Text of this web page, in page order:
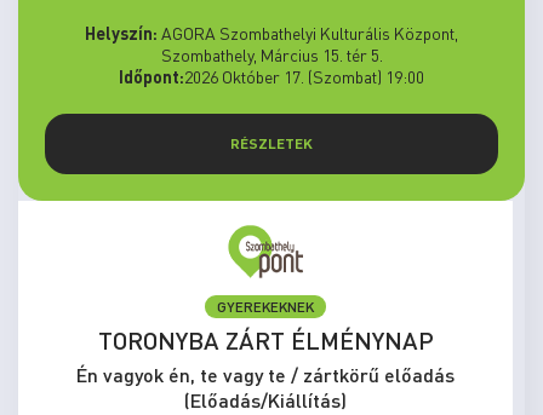
Helyszín: AGORA Szombathelyi Kulturális Központ,
Szombathely, Március 15. tér 5.
Időpont:2026 Október 17. (Szombat) 19:00
RÉSZLETEK
GYEREKEKNEK
TORONYBA ZÁRT ÉLMÉNYNAP
Én vagyok én, te vagy te / zártkörű előadás
(Előadás/Kiállítás)